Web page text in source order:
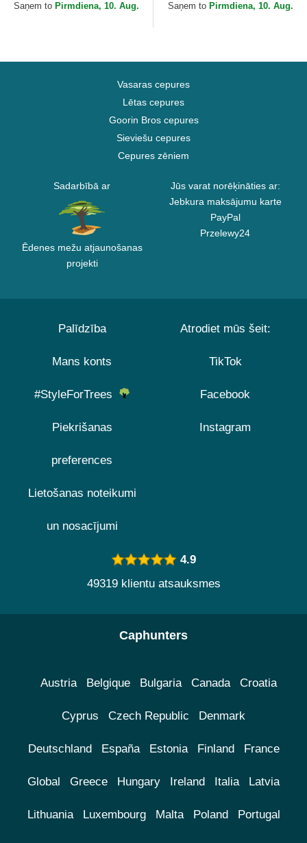
Saņem to Pirmdiena, 10. Aug. Saņem to Pirmdiena, 10. Aug.
Vasaras cepures
Lētas cepures
Goorin Bros cepures
Sieviešu cepures
Cepures zēniem
Sadarbībā ar
Ēdenes mežu atjaunošanas
projekti
Jūs varat norēķināties ar:
Jebkura maksājumu karte
PayPal
Przelewy24
Palīdzība
Mans konts
#StyleForTrees
Piekrišanas
preferences
Lietošanas noteikumi
un nosacījumi
Atrodiet mūs šeit:
TikTok
Facebook
Instagram
4.9
49319 klientu atsauksmes
Caphunters
Austria Belgique Bulgaria Canada Croatia
Cyprus Czech Republic Denmark
Deutschland España Estonia Finland France
Global Greece Hungary Ireland Italia Latvia
Lithuania Luxembourg Malta Poland Portugal